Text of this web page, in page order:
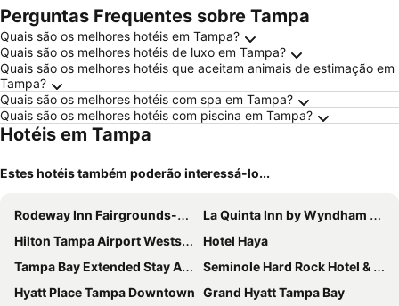
Perguntas Frequentes sobre Tampa
Quais são os melhores hotéis em Tampa?
Quais são os melhores hotéis de luxo em Tampa?
Quais são os melhores hotéis que aceitam animais de estimação em
Tampa?
Quais são os melhores hotéis com spa em Tampa?
Quais são os melhores hotéis com piscina em Tampa?
Hotéis em Tampa
Estes hotéis também poderão interessá-lo...
Rodeway Inn Fairgrounds-Casino
La Quinta Inn by Wyndham Tampa Near Busch Gardens
Hilton Tampa Airport Westshore
Hotel Haya
Tampa Bay Extended Stay Airport
Seminole Hard Rock Hotel & Casino Tampa
Hyatt Place Tampa Downtown Grand Hyatt Tampa Bay